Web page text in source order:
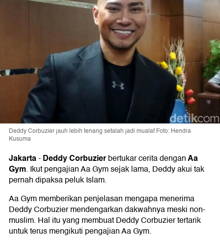
Deddy Corbuzier jauh lebih tenang setalah jadi mualaf Foto: Hendra
Kusuma
Jakarta-Deddy Corbuzierbertukar cerita denganAa
Gym. Ikut pengajian Aa Gym sejak lama, Deddy akui tak
pernah dipaksa peluk Islam.
Aa Gym memberikan penjelasan mengapa menerima
Deddy Corbuzier mendengarkan dakwahnya meski non-
muslim. Hal itu yang membuat Deddy Corbuzier tertarik
untuk terus mengikuti pengajian Aa Gym.